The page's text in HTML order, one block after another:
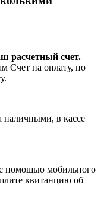
расчетный счет.
Счет на оплату, по
наличными, в кассе
помощью мобильного
квитанцию об